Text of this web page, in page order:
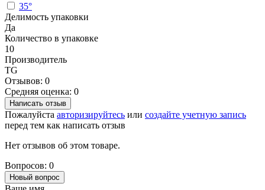
35°
Делимость упаковки
Да
Количество в упаковке
10
Производитель
TG
Отзывов: 0
Средняя оценка: 0
Написать отзыв
Пожалуйста авторизируйтесь или создайте учетную запись
перед тем как написать отзыв
Нет отзывов об этом товаре.
Вопросов: 0
Новый вопрос